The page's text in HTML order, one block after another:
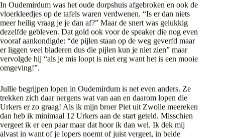
In Oudemirdum was het oude dorpshuis afgebroken en ook de
vloerkleedjes op de tafels waren verdwenen. “Is er dan niets
meer heilig vraag je je dan af?” Maar de snert was gelukkig
dezelfde gebleven. Dat gold ook voor de speaker die nog even
vooraf aankondigde: “de pijlen staan op de weg geverfd maar
er liggen veel bladeren dus die pijlen kun je niet zien” maar
vervolgde hij “als je mis loopt is niet erg want het is een mooie
omgeving!”.
Jullie begrijpen lopen in Oudemirdum is net even anders. Ze
trekken zich daar nergens wat van aan en daarom lopen die
Urkers er zo graag! Als ik mijn broer Piet uit Zwolle meereken
dan heb ik minimaal 12 Urkers aan de start geteld. Misschien
vergeet ik er een paar maar dat hoor ik dan wel. Ik dek mij
alvast in want of je lopers noemt of juist vergeet, in beide